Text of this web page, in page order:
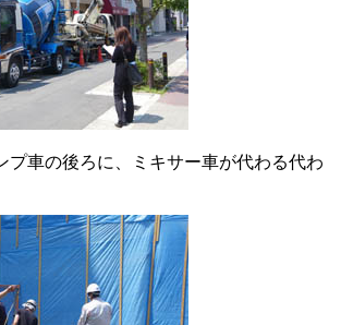
車の後ろに、ミキサー車が代わる代わ